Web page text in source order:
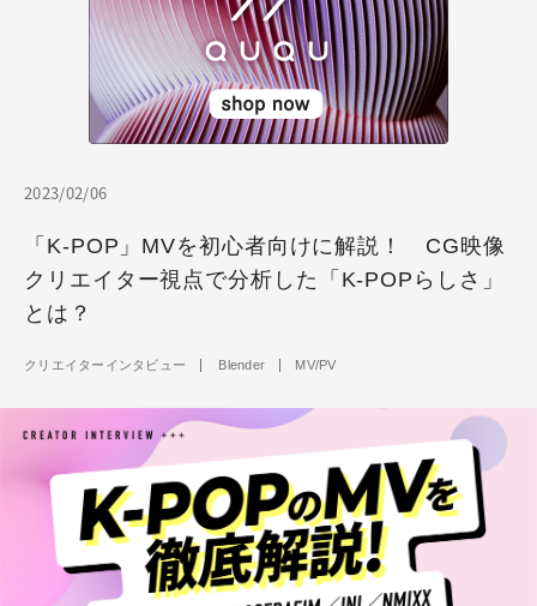
2023/02/06
「K-POP」MVを初心者向けに解説！ CG映像
クリエイター視点で分析した「K-POPらしさ」
とは？
クリエイターインタビュー Blender MV/PV